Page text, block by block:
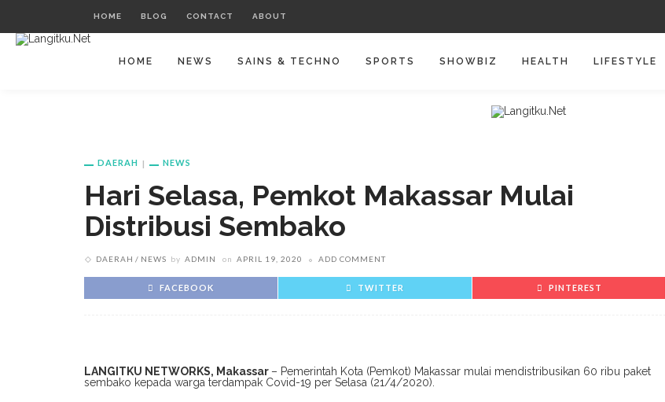
HOME BLOG CONTACT ABOUT
HOME NEWS SAINS & TECHNO SPORTS SHOWBIZ HEALTH LIFESTYLE
DAERAH NEWS
Hari Selasa, Pemkot Makassar Mulai
Distribusi Sembako
DAERAH NEWS by ADMIN on APRIL 19, 2020 ADD COMMENT
FACEBOOK TWITTER PINTEREST
LANGITKU NETWORKS, Makassar – Pemerintah Kota (Pemkot) Makassar mulai mendistribusikan 60 ribu paket
sembako kepada warga terdampak Covid-19 per Selasa (21/4/2020).